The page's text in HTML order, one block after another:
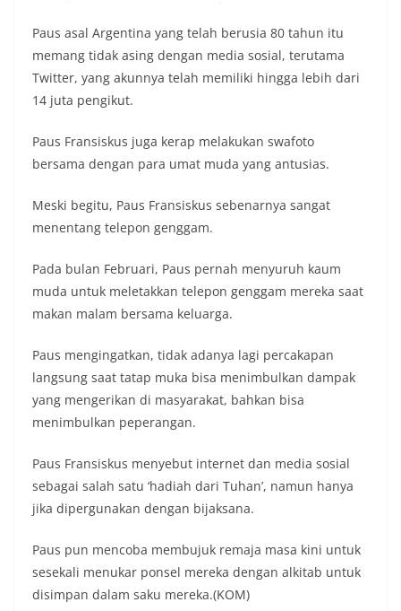
Paus asal Argentina yang telah berusia 80 tahun itu
memang tidak asing dengan media sosial, terutama
Twitter, yang akunnya telah memiliki hingga lebih dari
14 juta pengikut.
Paus Fransiskus juga kerap melakukan swafoto
bersama dengan para umat muda yang antusias.
Meski begitu, Paus Fransiskus sebenarnya sangat
menentang telepon genggam.
Pada bulan Februari, Paus pernah menyuruh kaum
muda untuk meletakkan telepon genggam mereka saat
makan malam bersama keluarga.
Paus mengingatkan, tidak adanya lagi percakapan
langsung saat tatap muka bisa menimbulkan dampak
yang mengerikan di masyarakat, bahkan bisa
menimbulkan peperangan.
Paus Fransiskus menyebut internet dan media sosial
sebagai salah satu ‘hadiah dari Tuhan’, namun hanya
jika dipergunakan dengan bijaksana.
Paus pun mencoba membujuk remaja masa kini untuk
sesekali menukar ponsel mereka dengan alkitab untuk
disimpan dalam saku mereka.(KOM)